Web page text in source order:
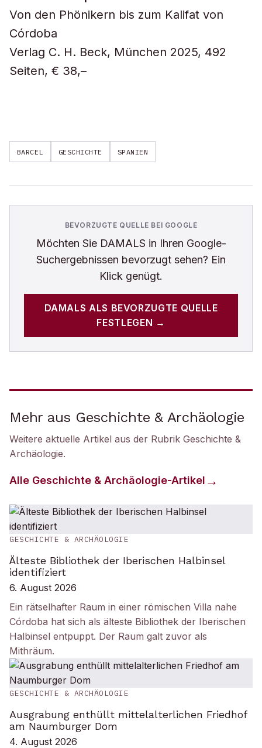
Von den Phönikern bis zum Kalifat von
Córdoba
Verlag C. H. Beck, München 2025, 492
Seiten, € 38,–
BARCEL GESCHICHTE SPANIEN
BEVORZUGTE QUELLE BEI GOOGLE
Möchten Sie DAMALS in Ihren Google-
Suchergebnissen bevorzugt sehen? Ein
Klick genügt.
DAMALS ALS BEVORZUGTE QUELLE
FESTLEGEN →
Mehr aus Geschichte & Archäologie
Weitere aktuelle Artikel aus der Rubrik Geschichte &
Archäologie.
Alle Geschichte & Archäologie-Artikel
GESCHICHTE & ARCHÄOLOGIE
Älteste Bibliothek der Iberischen Halbinsel
identifiziert
6. August 2026
Ein rätselhafter Raum in einer römischen Villa nahe
Córdoba hat sich als älteste Bibliothek der Iberischen
Halbinsel entpuppt. Der Raum galt zuvor als
Mithräum.
GESCHICHTE & ARCHÄOLOGIE
Ausgrabung enthüllt mittelalterlichen Friedhof
am Naumburger Dom
4. August 2026